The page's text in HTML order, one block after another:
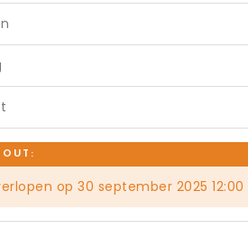
op 30 september 2025 12:00